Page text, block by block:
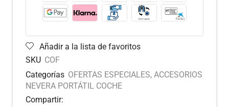
Añadir a la lista de favoritos
SKU COF
Categorías OFERTAS ESPECIALES, ACCESORIOS
NEVERA PORTÁTIL COCHE
Compartir: